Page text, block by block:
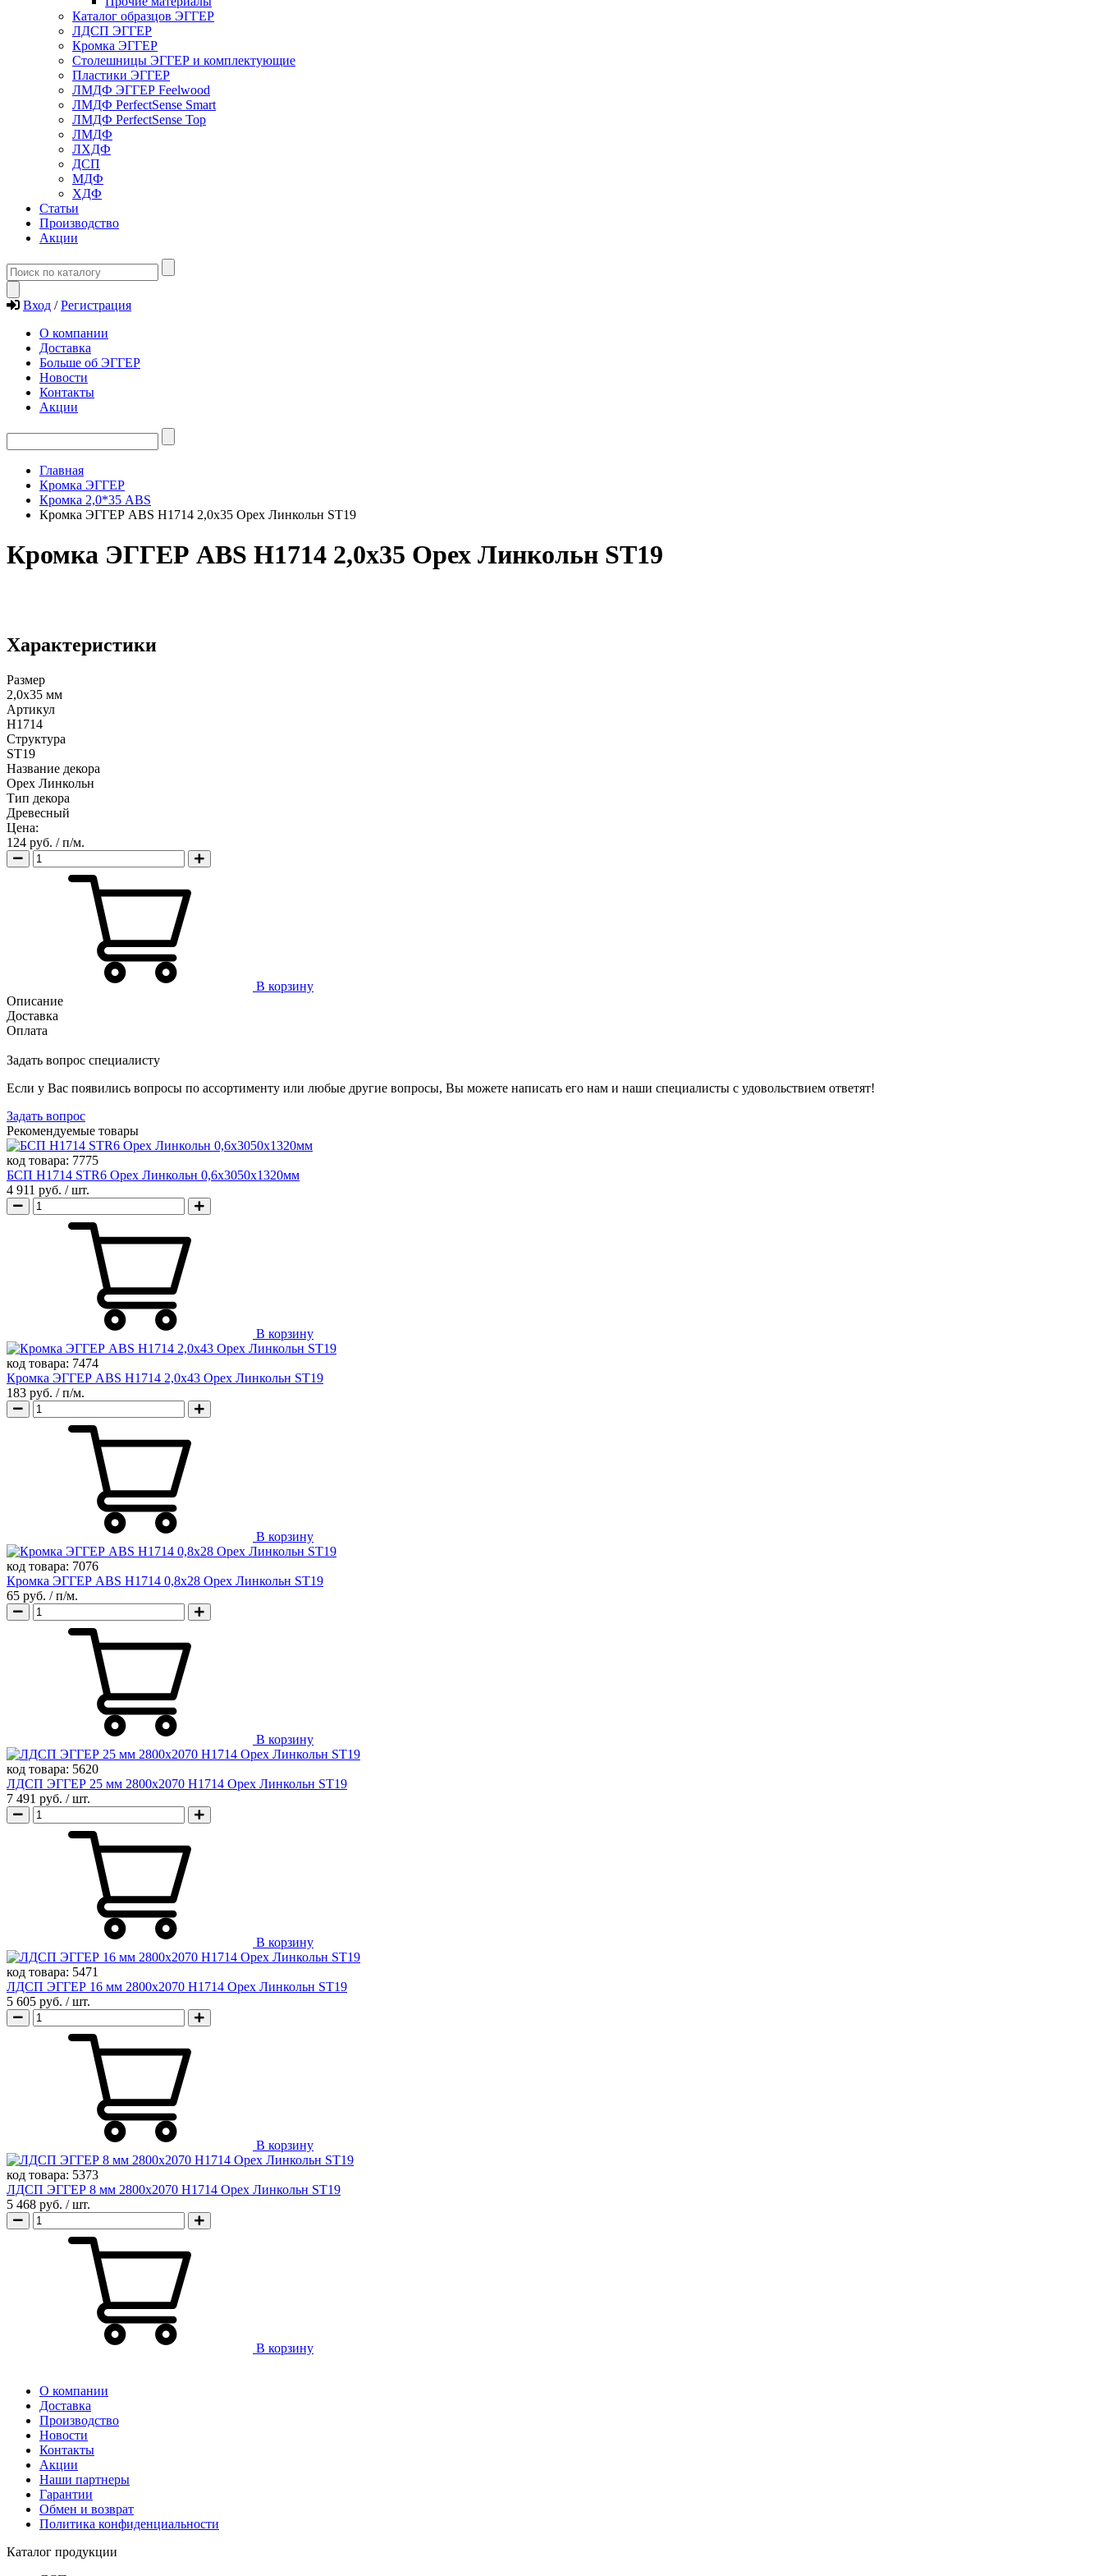
Каталог образцов ЭГГЕР
ЛДСП ЭГГЕР
Кромка ЭГГЕР
Столешницы ЭГГЕР и комплектующие
Пластики ЭГГЕР
ЛМДФ ЭГГЕР Feelwood
ЛМДФ PerfectSense Smart
ЛМДФ PerfectSense Top
ЛМДФ
ЛХДФ
ДСП
МДФ
ХДФ
Статьи
Производство
Акции
Вход / Регистрация
О компании
Доставка
Больше об ЭГГЕР
Новости
Контакты
Акции
Главная
Кромка ЭГГЕР
Кромка 2,0*35 ABS
Кромка ЭГГЕР ABS H1714 2,0х35 Орех Линкольн ST19
Кромка ЭГГЕР ABS H1714 2,0х35 Орех Линкольн ST19
Характеристики
Размер
2,0х35 мм
Артикул
H1714
Структура
ST19
Название декора
Орех Линкольн
Тип декора
Древесный
Цена:
124 руб. / п/м.
В корзину
Описание
Доставка
Оплата
Задать вопрос специалисту
Если у Вас появились вопросы по ассортименту или любые другие вопросы, Вы можете написать его нам и наши специалисты с удовольствием ответят!
Задать вопрос
Рекомендуемые товары
код товара: 7775
БСП H1714 STR6 Орех Линкольн 0,6х3050х1320мм
4 911 руб. / шт.
В корзину
код товара: 7474
Кромка ЭГГЕР ABS H1714 2,0х43 Орех Линкольн ST19
183 руб. / п/м.
В корзину
код товара: 7076
Кромка ЭГГЕР ABS H1714 0,8х28 Орех Линкольн ST19
65 руб. / п/м.
В корзину
код товара: 5620
ЛДСП ЭГГЕР 25 мм 2800х2070 H1714 Орех Линкольн ST19
7 491 руб. / шт.
В корзину
код товара: 5471
ЛДСП ЭГГЕР 16 мм 2800х2070 H1714 Орех Линкольн ST19
5 605 руб. / шт.
В корзину
код товара: 5373
ЛДСП ЭГГЕР 8 мм 2800х2070 H1714 Орех Линкольн ST19
5 468 руб. / шт.
В корзину
О компании
Доставка
Производство
Новости
Контакты
Акции
Наши партнеры
Гарантии
Обмен и возврат
Политика конфиденциальности
Каталог продукции